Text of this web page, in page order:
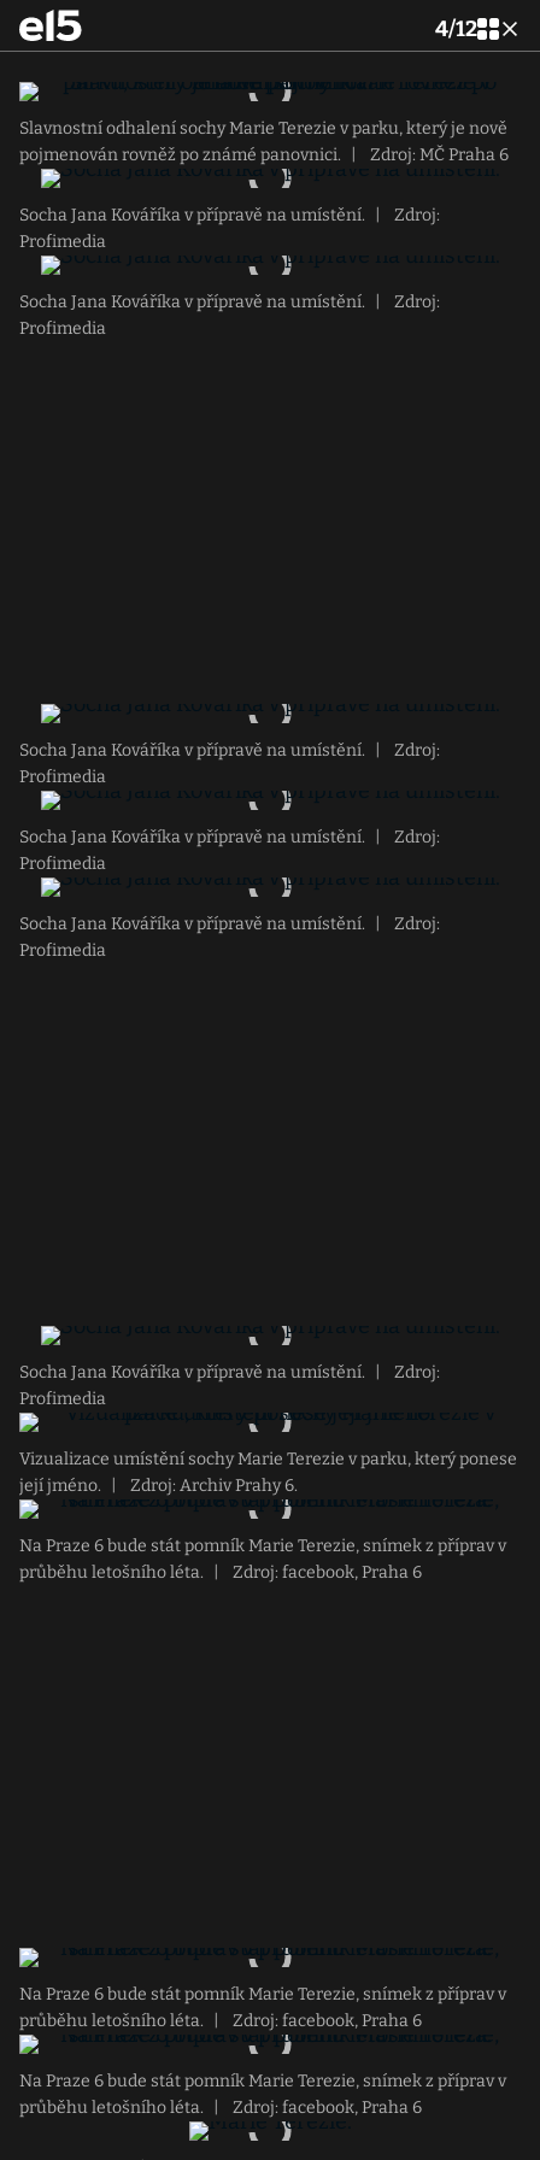
4/12
Slavnostní odhalení sochy Marie Terezie v parku, který je nově
pojmenován rovněž po známé panovnici.
Zdroj: MČ Praha 6
Socha Jana Kováříka v přípravě na umístění.
Zdroj:
Profimedia
Socha Jana Kováříka v přípravě na umístění.
Zdroj:
Profimedia
Socha Jana Kováříka v přípravě na umístění.
Zdroj:
Profimedia
Socha Jana Kováříka v přípravě na umístění.
Zdroj:
Profimedia
Socha Jana Kováříka v přípravě na umístění.
Zdroj:
Profimedia
Socha Jana Kováříka v přípravě na umístění.
Zdroj:
Profimedia
Vizualizace umístění sochy Marie Terezie v parku, který ponese
její jméno.
Zdroj: Archiv Prahy 6.
Na Praze 6 bude stát pomník Marie Terezie, snímek z příprav v
průběhu letošního léta.
Zdroj: facebook, Praha 6
Na Praze 6 bude stát pomník Marie Terezie, snímek z příprav v
průběhu letošního léta.
Zdroj: facebook, Praha 6
Na Praze 6 bude stát pomník Marie Terezie, snímek z příprav v
průběhu letošního léta.
Zdroj: facebook, Praha 6